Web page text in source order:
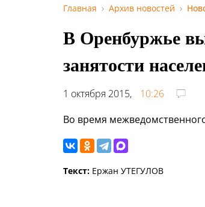
Главная Архив новостей
В Оренбуржье
занятости
1 октября 2015,
10:26
Во время
Текст: Ержан УТЕГУЛОВ